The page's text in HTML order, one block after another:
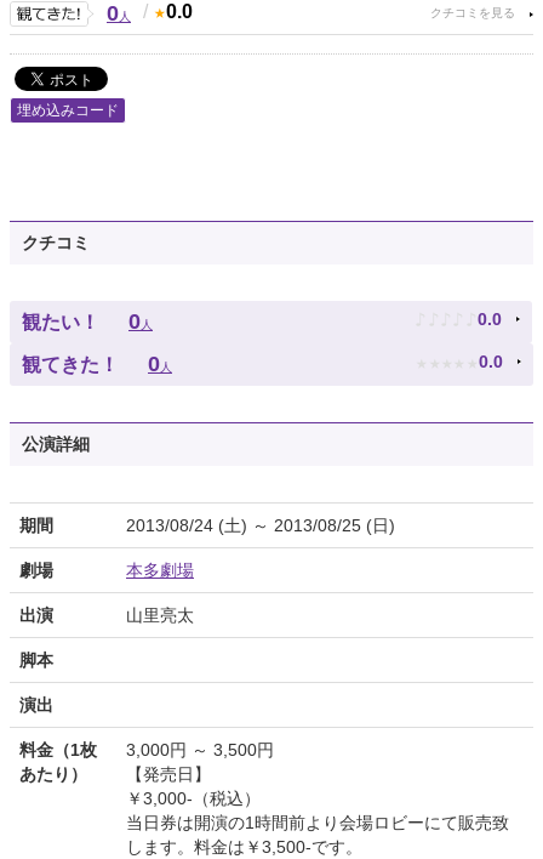
0人 / 0.0
埋め込みコード
クチコミ
観たい！ 0人 ♪ ♪ ♪ ♪ ♪ 0.0
観てきた！ 0人 ★ ★ ★ ★ ★ 0.0
公演詳細
期間 2013/08/24 (土) ～ 2013/08/25 (日)
劇場 本多劇場
出演 山里亮太
脚本
演出
料金（1枚
あたり）
3,000円 ～ 3,500円
【発売日】
￥3,000-（税込）
当日券は開演の1時間前より会場ロビーにて販売致
します。料金は￥3,500-です。